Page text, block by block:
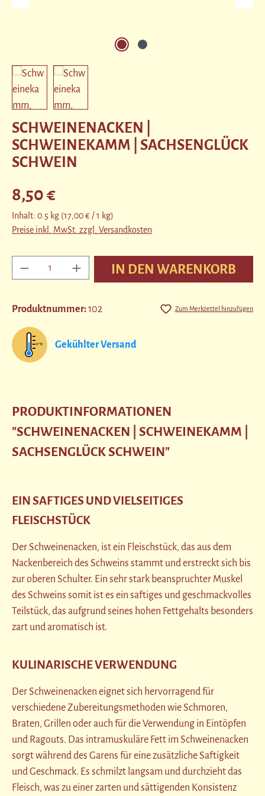
SCHWEINENACKEN |
SCHWEINEKAMM | SACHSENGLÜCK
SCHWEIN
Regulärer Preis:
8,50 €
Inhalt: 0.5 kg (17,00 € / 1 kg)
Preise inkl. MwSt. zzgl. Versandkosten
Produkt Anzahl: Gib den gewünschten Wert ein
IN DEN WARENKORB
Zum Merkzettel hinzufügen
Produktnummer:102
Gekühlter Versand
PRODUKTINFORMATIONEN
"SCHWEINENACKEN | SCHWEINEKAMM |
SACHSENGLÜCK SCHWEIN"
EIN SAFTIGES UND VIELSEITIGES
FLEISCHSTÜCK
Der Schweinenacken, ist ein Fleischstück, das aus dem
Nackenbereich des Schweins stammt und erstreckt sich bis
zur oberen Schulter. Ein sehr stark beanspruchter Muskel
des Schweins somit ist es ein saftiges und geschmackvolles
Teilstück, das aufgrund seines hohen Fettgehalts besonders
zart und aromatisch ist.
KULINARISCHE VERWENDUNG
Der Schweinenacken eignet sich hervorragend für
verschiedene Zubereitungsmethoden wie Schmoren,
Braten, Grillen oder auch für die Verwendung in Eintöpfen
und Ragouts. Das intramuskuläre Fett im Schweinenacken
sorgt während des Garens für eine zusätzliche Saftigkeit
und Geschmack. Es schmilzt langsam und durchzieht das
Fleisch, was zu einer zarten und sättigenden Konsistenz